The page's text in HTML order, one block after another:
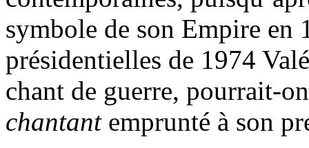
symbole de son Empire en
présidentielles de 1974
chant de guerre, pourrait-
chantant emprunté à son